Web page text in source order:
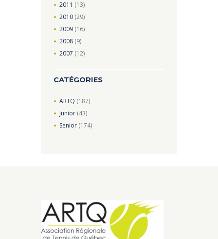
2011 (13)
2010 (29)
2009 (16)
2008 (9)
2007 (12)
CATÉGORIES
ARTQ (187)
Junior (43)
Senior (174)